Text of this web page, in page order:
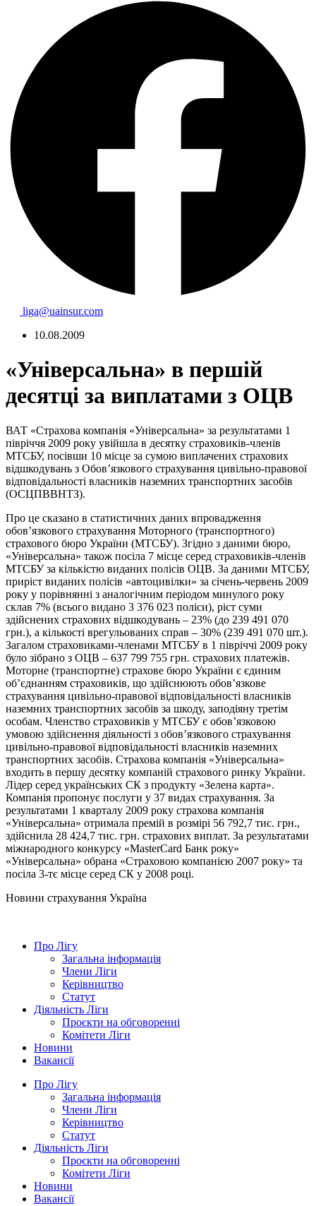
liga@uainsur.com
10.08.2009
«Універсальна» в першій
десятці за виплатами з ОЦВ
ВАТ «Страхова компанія «Універсальна» за результатами 1
півріччя 2009 року увійшла в десятку страховиків-членів
МТСБУ, посівши 10 місце за сумою виплачених страхових
відшкодувань з Обов’язкового страхування цивільно-правової
відповідальності власників наземних транспортних засобів
(ОСЦПВВНТЗ).
Про це сказано в статистичних даних впровадження
обов’язкового страхування Моторного (транспортного)
страхового бюро України (МТСБУ). Згідно з даними бюро,
«Універсальна» також посіла 7 місце серед страховиків-членів
МТСБУ за кількістю виданих полісів ОЦВ. За даними МТСБУ,
приріст виданих полісів «автоцивілки» за січень-червень 2009
року у порівнянні з аналогічним періодом минулого року
склав 7% (всього видано 3 376 023 поліси), ріст суми
здійснених страхових відшкодувань – 23% (до 239 491 070
грн.), а кількості врегульованих справ – 30% (239 491 070 шт.).
Загалом страховиками-членами МТСБУ в 1 півріччі 2009 року
було зібрано з ОЦВ – 637 799 755 грн. страхових платежів.
Моторне (транспортне) страхове бюро України є єдиним
об’єднанням страховиків, що здійснюють обов’язкове
страхування цивільно-правової відповідальності власників
наземних транспортних засобів за шкоду, заподіяну третім
особам. Членство страховиків у МТСБУ є обов’язковою
умовою здійснення діяльності з обов’язкового страхування
цивільно-правової відповідальності власників наземних
транспортних засобів. Страхова компанія «Універсальна»
входить в першу десятку компаній страхового ринку України.
Лідер серед українських СК з продукту «Зелена карта».
Компанія пропонує послуги у 37 видах страхування. За
результатами 1 кварталу 2009 року страхова компанія
«Універсальна» отримала премій в розмірі 56 792,7 тис. грн.,
здійснила 28 424,7 тис. грн. страхових виплат. За результатами
міжнародного конкурсу «MasterCard Банк року»
«Універсальна» обрана «Страховою компанією 2007 року» та
посіла 3-тє місце серед СК у 2008 році.
Новини страхування Україна
Про Лігу
Загальна інформація
Члени Ліги
Керівництво
Статут
Діяльність Ліги
Проєкти на обговоренні
Комітети Ліги
Новини
Вакансії
Про Лігу
Загальна інформація
Члени Ліги
Керівництво
Статут
Діяльність Ліги
Проєкти на обговоренні
Комітети Ліги
Новини
Вакансії